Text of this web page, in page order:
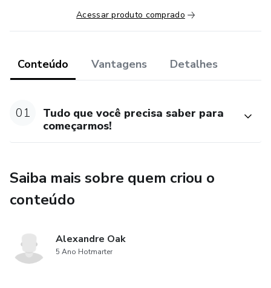
Acessar produto comprado
Conteúdo Vantagens Detalhes
01
Tudo que você precisa saber para
começarmos!
Saiba mais sobre quem criou o
conteúdo
Alexandre Oak
5 Ano Hotmarter